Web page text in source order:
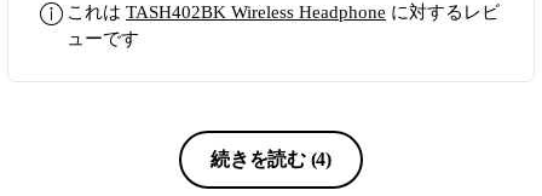
これは TASH402BK Wireless Headphone に対するレビ
ューです
続きを読む (4)